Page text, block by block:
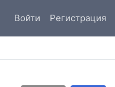
Войти Регистрация